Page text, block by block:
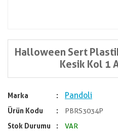
Halloween Sert
Kesik Kol 1
Marka Pandoli
Ürün Kodu
PBRS3034P
Stok Durumu
VAR